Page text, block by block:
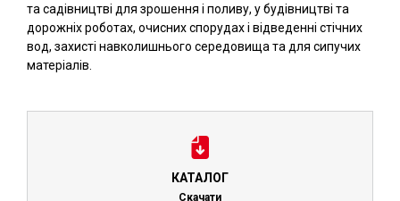
та садівництві для зрошення і поливу, у будівництві та
дорожніх роботах, очисних спорудах і відведенні стічних
вод, захисті навколишнього середовища та для сипучих
матеріалів.
КАТАЛОГ
Скачати